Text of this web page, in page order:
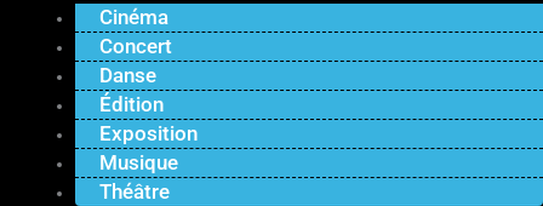
Cinéma
Concert
Danse
Édition
Exposition
Musique
Théâtre